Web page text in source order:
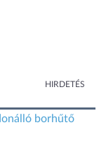
HIRDETÉS
borhűtő